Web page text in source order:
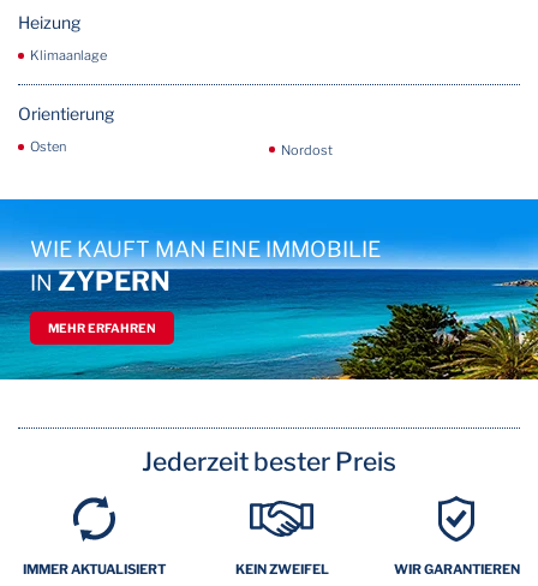
Heizung
Klimaanlage
Orientierung
Osten Nordost
WIE KAUFT MAN EINE IMMOBILIE
IN ZYPERN
MEHR ERFAHREN
Jederzeit bester Preis
IMMER AKTUALISIERT
KEIN ZWEIFEL
WIR GARANTIEREN